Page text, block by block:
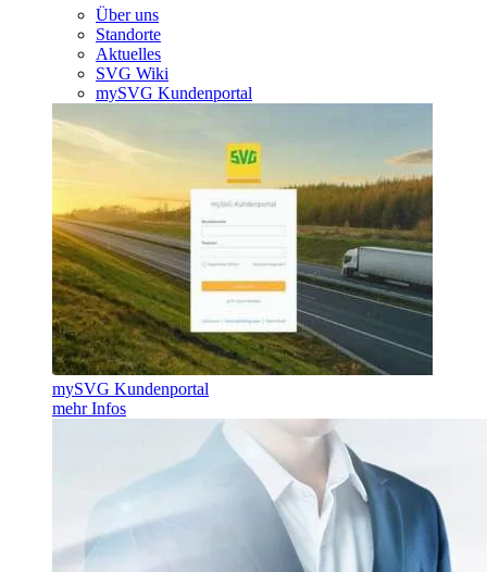
Über uns
Standorte
Aktuelles
SVG Wiki
mySVG Kundenportal
mySVG Kundenportal
mehr Infos